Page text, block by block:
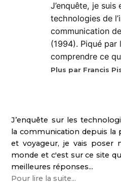
J’enquête, je suis
technologies de
communication
(1994). Piqué par
comprendre ce
Plus par Francis
J’enquête sur les
la communication depuis la
et voyageur, je vais poser
monde et c'est sur ce site
meilleures réponses...
Pour lire la suite...